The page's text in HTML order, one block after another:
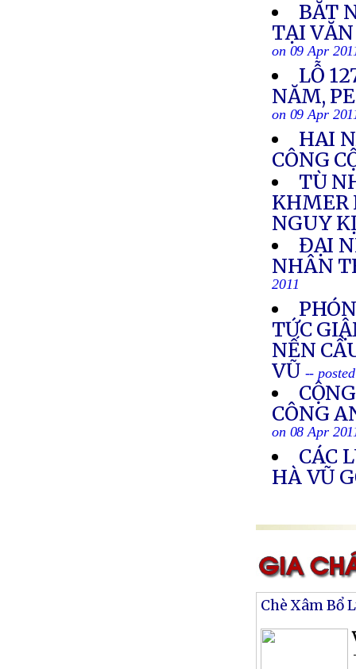
BẮT
TẠI
on 09 Apr
LỖ
NĂM,
on 09 Apr
HAI
CÔNG
TÙ
KHMER
NGUY
ĐẠI
NHÂN
2011
TỨC
NẾN
VŨ --
CÔNG
on 08 Apr
CÁC
HÀ VŨ
Chè Xâm Bổ